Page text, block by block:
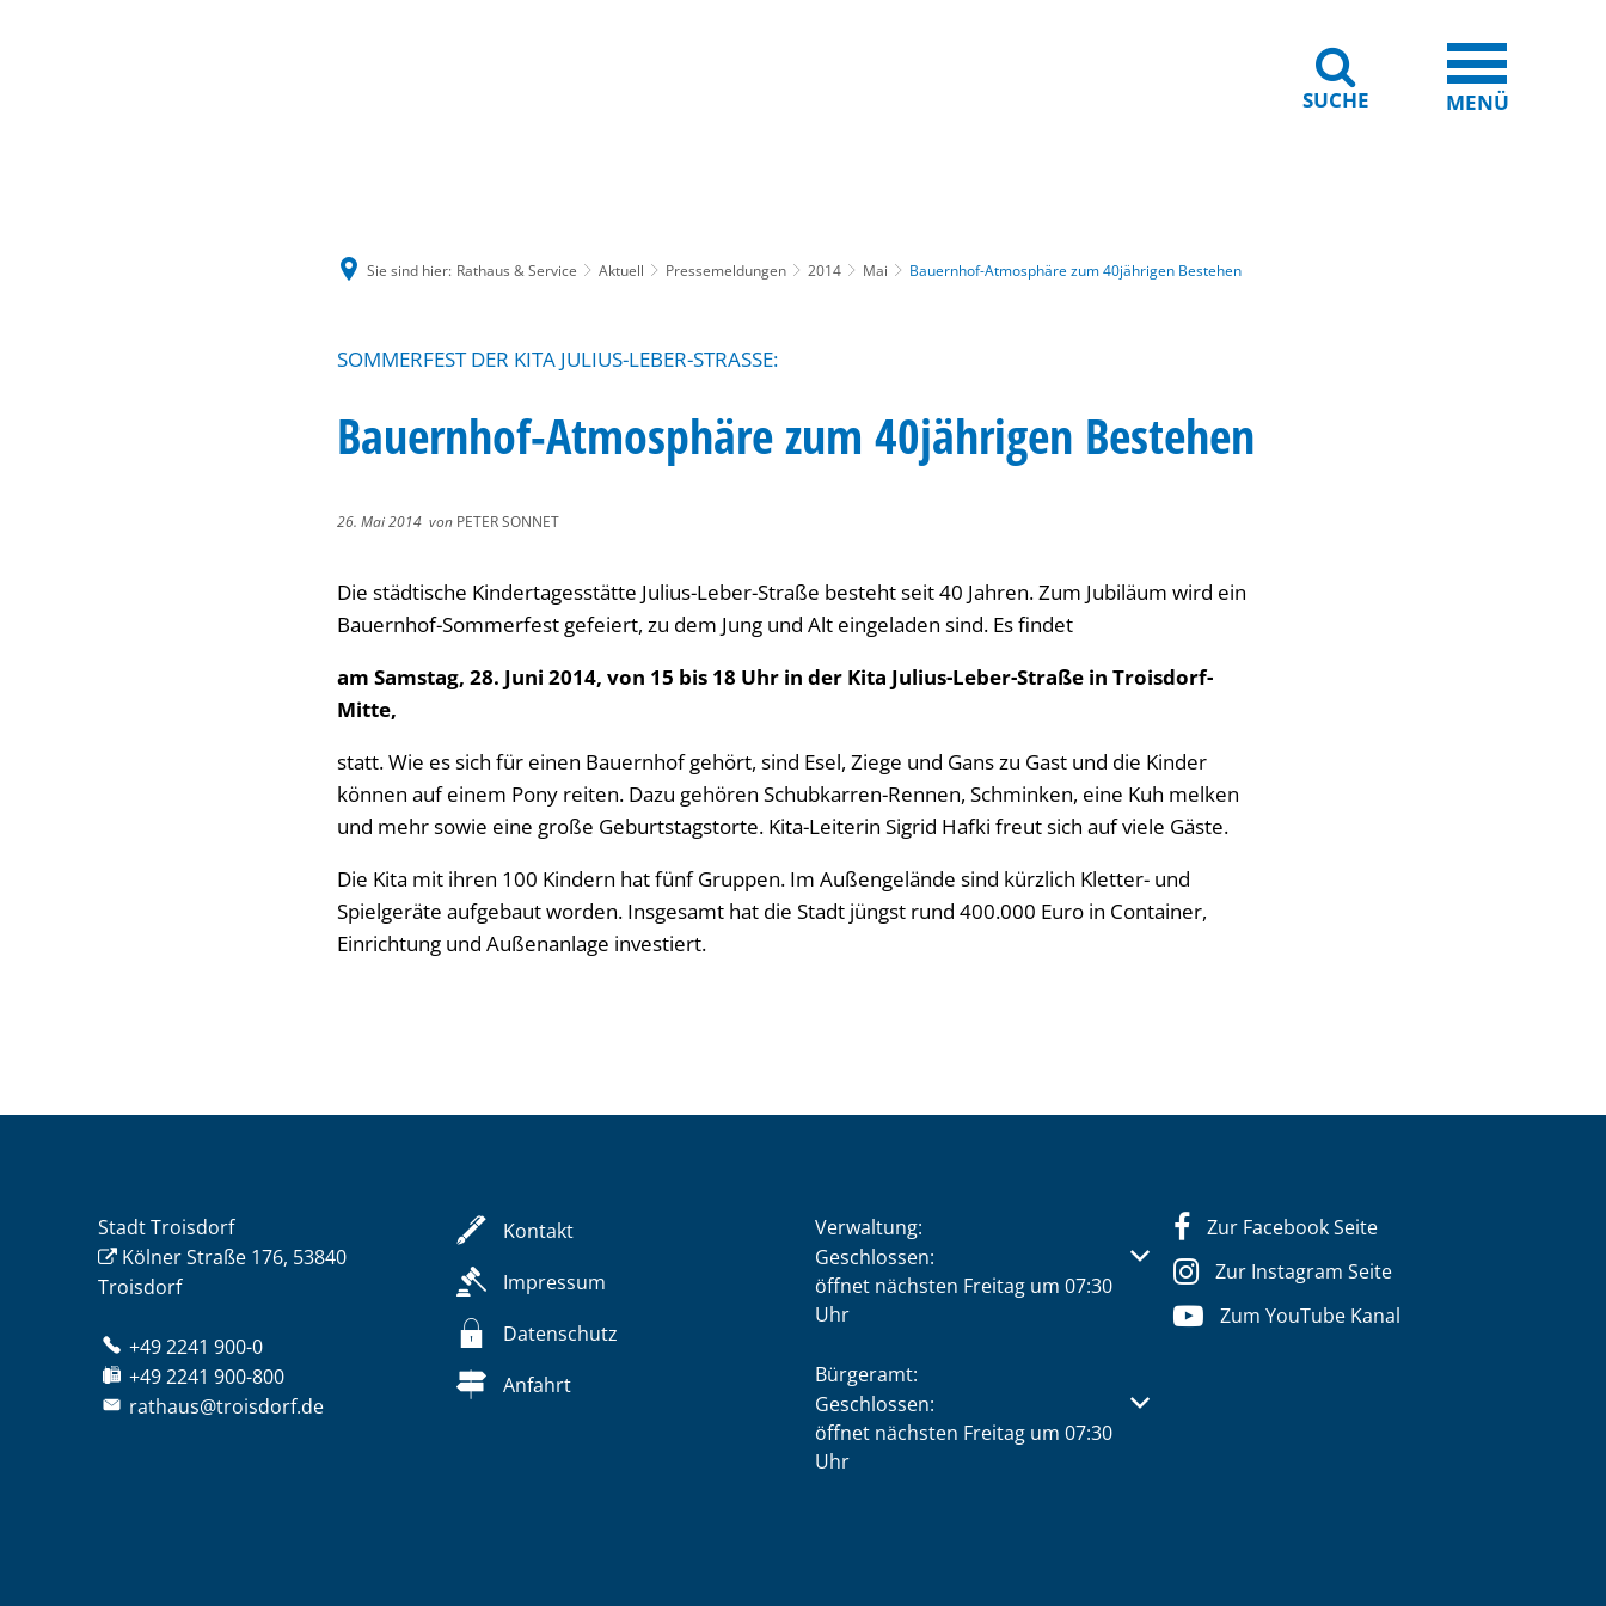
SUCHE MENÜ
Sie sind hier: Rathaus & Service Aktuell Pressemeldungen 2014 Mai Bauernhof-Atmosphäre zum 40jährigen Bestehen
SOMMERFEST DER KITA JULIUS-LEBER-STRASSE:
Bauernhof-Atmosphäre zum 40jährigen Bestehen
26. Mai 2014 von PETER SONNET
Die städtische Kindertagesstätte Julius-Leber-Straße besteht seit 40 Jahren. Zum Jubiläum wird ein
Bauernhof-Sommerfest gefeiert, zu dem Jung und Alt eingeladen sind. Es findet
am Samstag, 28. Juni 2014, von 15 bis 18 Uhr in der Kita Julius-Leber-Straße in Troisdorf-
Mitte,
statt. Wie es sich für einen Bauernhof gehört, sind Esel, Ziege und Gans zu Gast und die Kinder
können auf einem Pony reiten. Dazu gehören Schubkarren-Rennen, Schminken, eine Kuh melken
und mehr sowie eine große Geburtstagstorte. Kita-Leiterin Sigrid Hafki freut sich auf viele Gäste.
Die Kita mit ihren 100 Kindern hat fünf Gruppen. Im Außengelände sind kürzlich Kletter- und
Spielgeräte aufgebaut worden. Insgesamt hat die Stadt jüngst rund 400.000 Euro in Container,
Einrichtung und Außenanlage investiert.
Stadt Troisdorf
Kölner Straße 176, 53840
Troisdorf
+49 2241 900-0
+49 2241 900-800
rathaus@troisdorf.de
Kontakt
Impressum
Datenschutz
Anfahrt
Verwaltung:
Klicken, um weitere Öffnungs- oder Schließzeiten auszublenden
Geschlossen:
öffnet nächsten Freitag um 07:30
Uhr
Bürgeramt:
Klicken, um weitere Öffnungs- oder Schließzeiten auszublenden
Geschlossen:
öffnet nächsten Freitag um 07:30
Uhr
Zur Facebook Seite
Zur Instagram Seite
Zum YouTube Kanal